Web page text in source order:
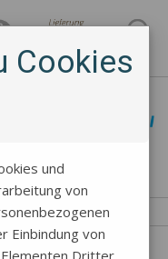
Cookies
und
von
Einbindung von
Dritter,